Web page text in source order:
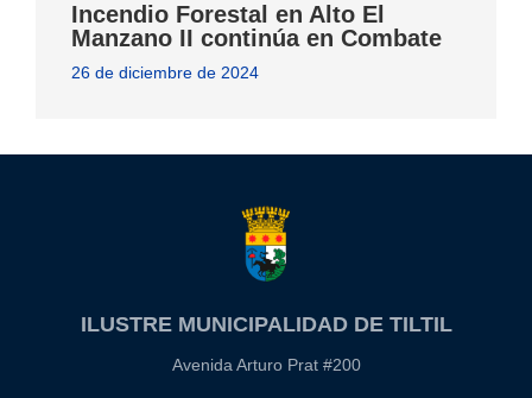
Incendio Forestal en Alto El
Manzano II continúa en Combate
26 de diciembre de 2024
ILUSTRE MUNICIPALIDAD DE TILTIL
Avenida Arturo Prat #200